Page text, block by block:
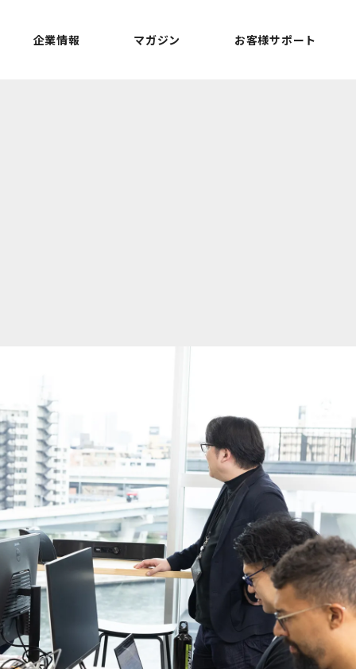
企業情報 マガジン お客様サポート